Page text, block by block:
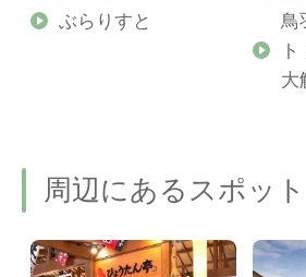
ぶらりすと
鳥
大
周辺にあるスポット